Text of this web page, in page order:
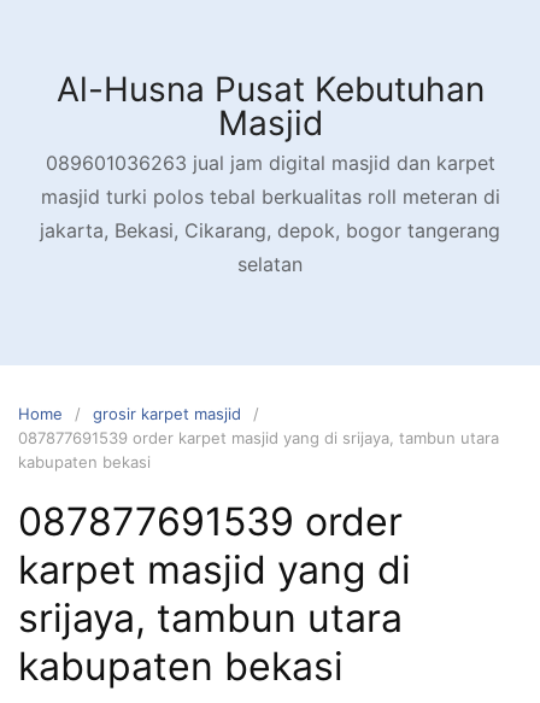
contentAl-Husna Pusat Kebutuhan
Masjid
089601036263 jual jam digital masjid dan karpet
masjid turki polos tebal berkualitas roll meteran di
jakarta, Bekasi, Cikarang, depok, bogor tangerang
selatan
Home
grosir karpet masjid
087877691539 order karpet masjid yang di srijaya, tambun utara
kabupaten bekasi
087877691539 order
karpet masjid yang di
srijaya, tambun utara
kabupaten bekasi